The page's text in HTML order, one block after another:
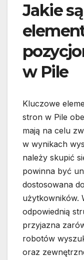
Jakie
w Pile
Kluczowe
stron w Pile
mają na celu
w wynikach
należy skupić
powinna być
dostosowana
użytkowników.
odpowiednią
przyjazna
robotów
oraz